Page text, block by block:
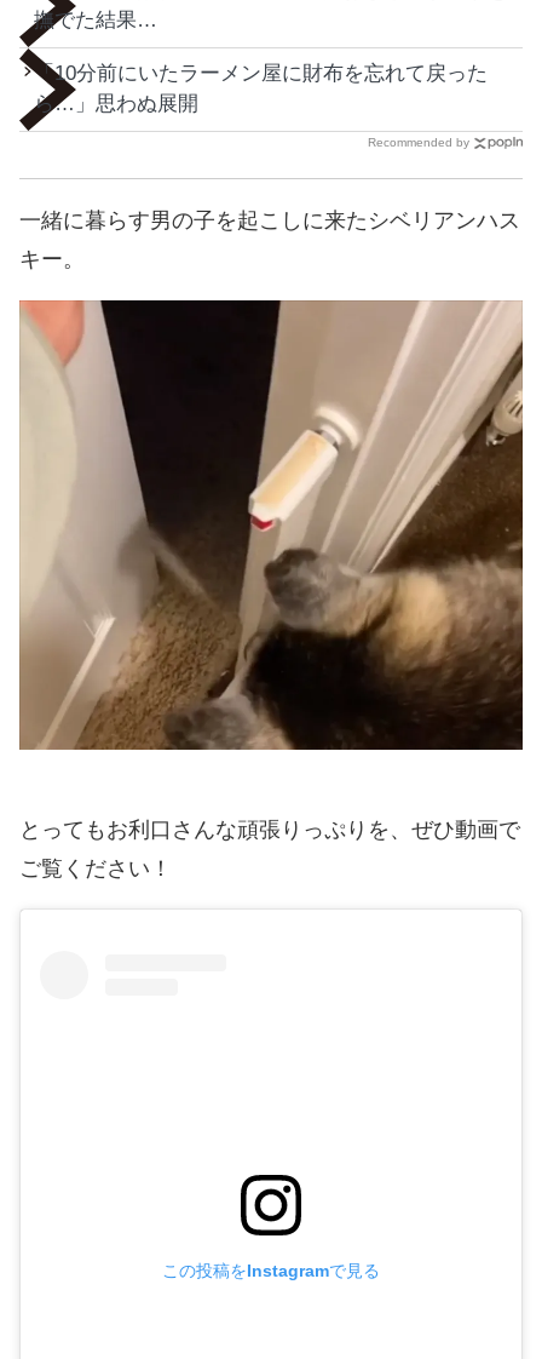
撫でた結果…
「10分前にいたラーメン屋に財布を忘れて戻った
ら…」思わぬ展開
Recommended by
一緒に暮らす男の子を起こしに来たシベリアンハス
キー。
とってもお利口さんな頑張りっぷりを、ぜひ動画で
ご覧ください！
この投稿をInstagramで見る